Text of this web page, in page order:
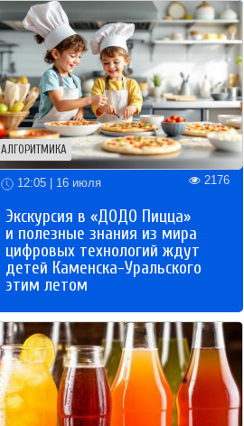
АЛГОРИТМИКА
12:05 | 16 июля 2176
Экскурсия в «ДОДО Пицца»
и полезные знания из мира
цифровых технологий ждут
детей Каменска-Уральского
этим летом